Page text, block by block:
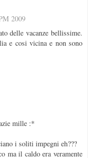
2009
delle vacanze bellissime.
e cosi vicina e non sono
mille :*
i soliti impegni eh???
ma il caldo era veramente